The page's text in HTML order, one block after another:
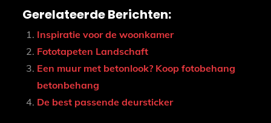
Gerelateerde Berichten:
Inspiratie voor de woonkamer
Fototapeten Landschaft
Een muur met betonlook? Koop fotobehang
betonbehang
De best passende deursticker